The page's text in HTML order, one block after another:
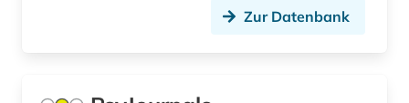
pädagogik (16)
Zur Datenbank